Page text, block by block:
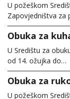
U požeškom
Zapovjedništva za
Obuka za
U Središtu za
od 14. ožujka do…
Obuka za
U požeškom